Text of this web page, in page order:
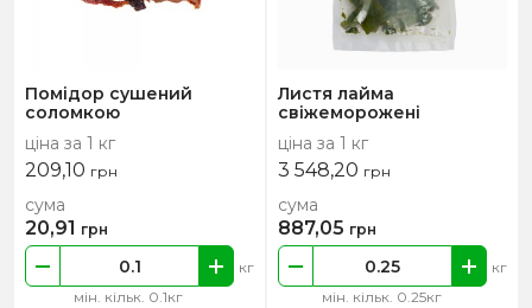
Помідор сушений
соломкою
ціна за 1 кг
209,10 грн
мін. кільк. 0.1кг
кг
сума
20,91 грн
Листя лайма
свіжеморожені
ціна за 1 кг
3 548,20 грн
мін. кільк. 0.25кг
кг
сума
887,05 грн